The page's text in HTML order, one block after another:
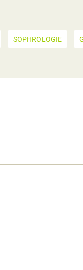
SOPHROLOGIE